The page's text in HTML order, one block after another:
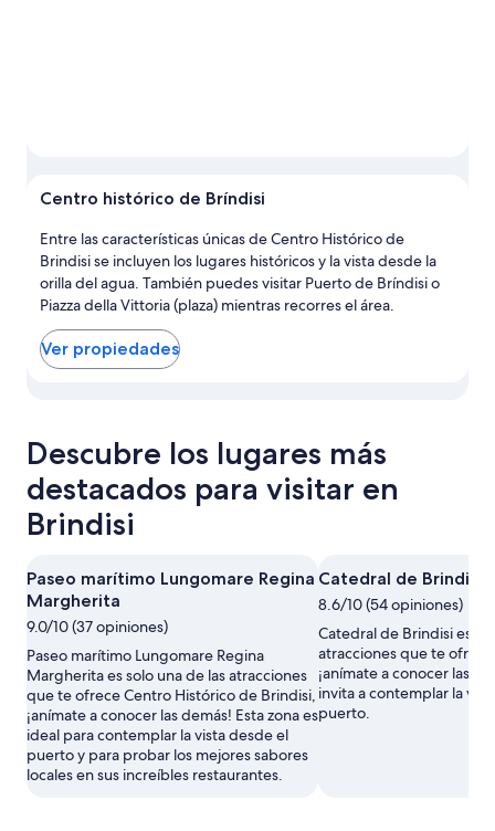
de
libre
tomada
por
Clapis_93
Centro histórico de Bríndisi
Entre las características únicas de Centro Histórico de
Brindisi se incluyen los lugares históricos y la vista desde la
orilla del agua. También puedes visitar Puerto de Bríndisi o
Piazza della Vittoria (plaza) mientras recorres el área.
Ver propiedades
Descubre los lugares más
destacados para visitar en
Brindisi
Paseo marítimo Lungomare Regina
Margherita
9.0/10 (37 opiniones)
Paseo marítimo Lungomare Regina
Margherita es solo una de las atracciones
que te ofrece Centro Histórico de Brindisi,
¡anímate a conocer las demás! Esta zona es
ideal para contemplar la vista desde el
puerto y para probar los mejores sabores
locales en sus increíbles restaurantes.
Catedral de Brindisi
8.6/10 (54 opiniones)
Catedral de Brindisi es
atracciones que te
¡anímate a conocer las
invita a contemplar la
puerto.